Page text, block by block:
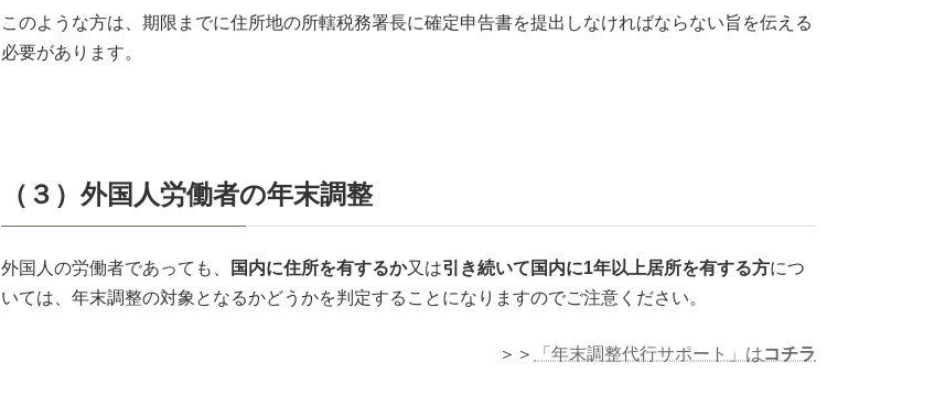
このような方は、期限までに住所地の所轄税務署長に確定申告書を提出しなければならない旨を伝える
必要があります。
（３）外国人労働者の年末調整
外国人の労働者であっても、 国内に住所を有するか又は引き続いて国内に1年以上居所を有する方につ
いては、年末調整の対象となるかどうかを判定することになりますのでご注意ください。
＞＞ 「年末調整代行サポート」はコチラ